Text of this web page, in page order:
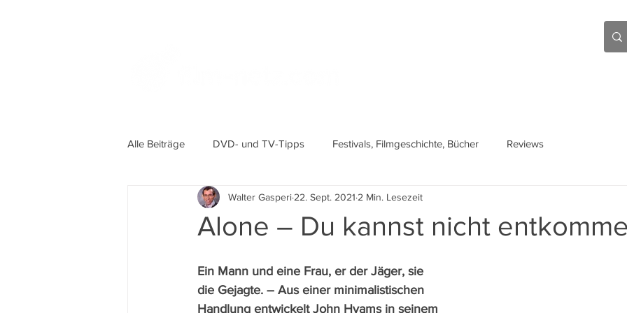
Alle Beiträge DVD- und TV-Tipps Festivals, Filmgeschichte, Bücher Reviews
Alone – Du kannst nicht
Walter Gasperi 22. Sept. 2021 2 Min. Lesezeit
Ein Mann und eine Frau, er der Jäger, sie
die Gejagte. – Aus einer minimalistischen
Handlung entwickelt John Hyams in seinem